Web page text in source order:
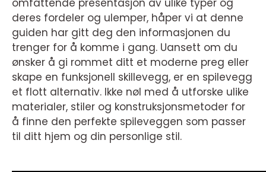
deres fordeler og ulemper, håper vi at denne
guiden har gitt deg den informasjonen du
trenger for å komme i gang. Uansett om du
ønsker å gi rommet ditt et moderne preg eller
skape en funksjonell skillevegg, er en spilevegg
et flott alternativ. Ikke nøl med å utforske ulike
materialer, stiler og konstruksjonsmetoder for
å finne den perfekte spileveggen som passer
til ditt hjem og din personlige stil.